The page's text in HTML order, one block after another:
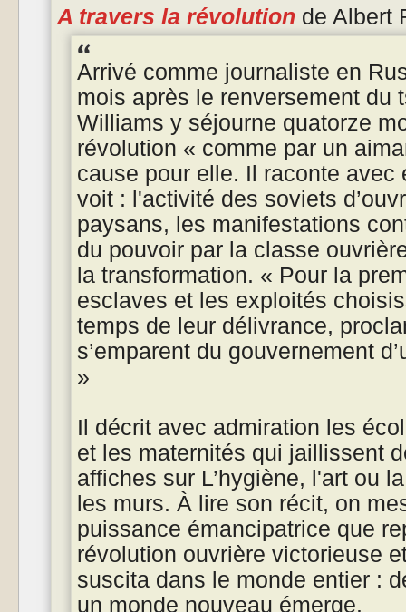
A travers la révolution de Albert
Arrivé comme journaliste en
mois après le renversement du
Williams y séjourne quatorze
révolution « comme par un
cause pour elle. Il raconte avec
voit : l'activité des soviets
paysans, les manifestations
du pouvoir par la classe
la transformation. « Pour la
esclaves et les exploités
temps de leur délivrance,
s’emparent du gouvernement
»
Il décrit avec admiration les
et les maternités qui jaillissent
affiches sur L’hygiène, l'art ou
les murs. À lire son récit, on
puissance émancipatrice que
révolution ouvrière victorieuse
suscita dans le monde entier :
un monde nouveau émerge.